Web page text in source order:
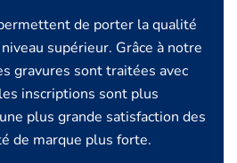
de porter la qualité
supérieur. Grâce à notre
gravures sont traitées avec
inscriptions sont plus
plus grande satisfaction des
de marque plus forte.